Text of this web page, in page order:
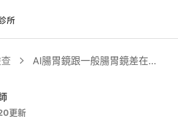
AI腸胃鏡跟一般腸胃鏡差在
更新